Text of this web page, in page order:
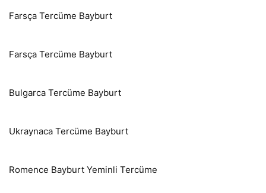
Farsça Tercüme Bayburt
Farsça Tercüme Bayburt
Bulgarca Tercüme Bayburt
Ukraynaca Tercüme Bayburt
Romence Bayburt Yeminli Tercüme